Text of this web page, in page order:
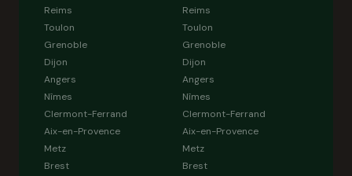
Reims
Toulon
Grenoble
Dijon
Angers
Nîmes
Clermont-Ferrand
Aix-en-Provence
Metz
Brest
Reims
Toulon
Grenoble
Dijon
Angers
Nîmes
Clermont-Ferrand
Aix-en-Provence
Metz
Brest